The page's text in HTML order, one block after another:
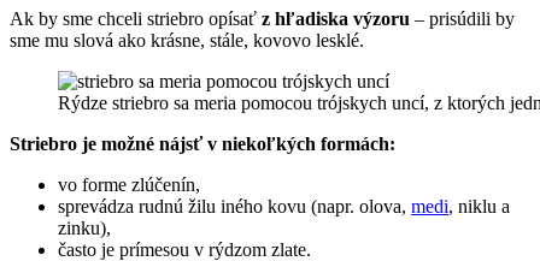
Ak by sme chceli striebro opísať z hľadiska výzoru – prisúdili by
sme mu slová ako krásne, stále, kovovo lesklé.
Rýdze striebro sa meria pomocou trójskych uncí, z ktorých
Striebro je možné nájsť v niekoľkých formách:
vo forme zlúčenín,
sprevádza rudnú žilu iného kovu (napr. olova, medi, niklu a
zinku),
často je prímesou v rýdzom zlate.